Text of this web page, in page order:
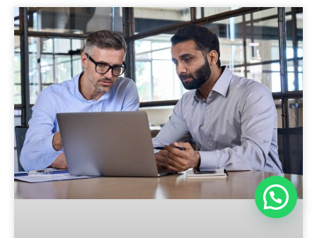
Como podemos ajudar?